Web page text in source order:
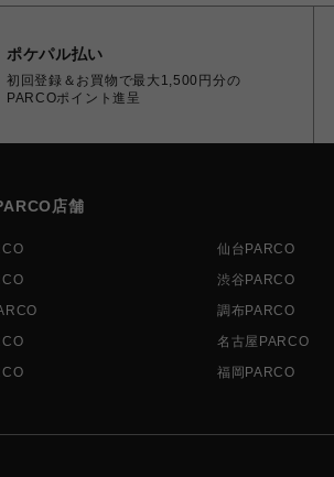
ポケパル払い
初回登録＆お買物で最大1,500円分の
PARCOポイント進呈
店舗
仙台PARCO
渋谷PARCO
調布PARCO
名古屋PARCO
福岡PARCO